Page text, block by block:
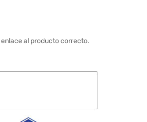
al producto correcto.